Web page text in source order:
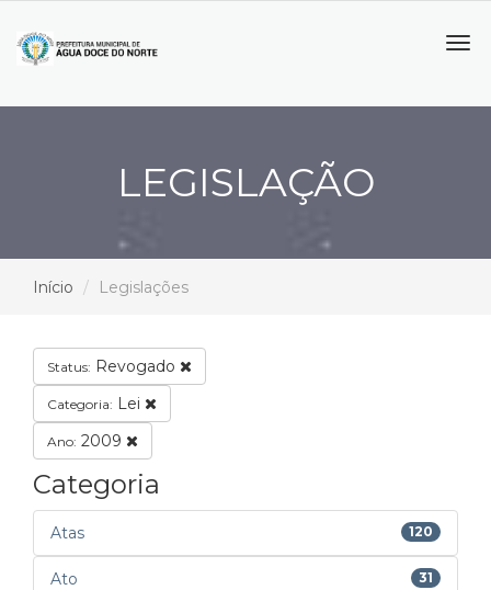
LEGISLAÇÃO
Início Legislações
Status: Revogado
Categoria: Lei
Ano: 2009
Categoria
Atas 120
Ato 31